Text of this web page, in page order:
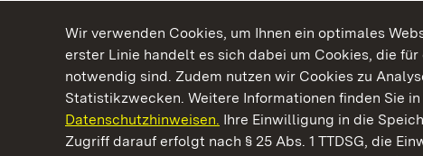
Wir verwenden Cookies, um Ihnen ein optimales
erster Linie handelt es sich dabei um Cookies, die
notwendig sind. Zudem nutzen wir Cookies zu
Statistikzwecken. Weitere Informationen finden Sie in
Datenschutzhinweisen. Ihre Einwilligung in die
Zugriff darauf erfolgt nach § 25 Abs. 1 TTDSG, die
Kommen. Staunen. Genießen.